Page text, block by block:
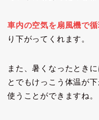
車内の空気を扇風機で
り下がってくれます。
また、暑くなったとき
とでもけっこう体温が
使うことができますね。